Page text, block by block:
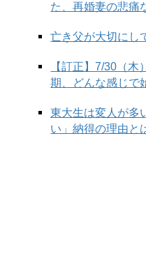
た、再婚妻の悲痛
亡き父が大切にし
【訂正】7/30（
期、どんな感じで
東大生は変人が多
い」納得の理由と